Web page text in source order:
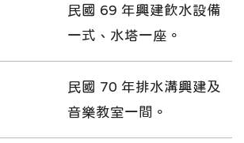
民國 69 年興建飲水設備
一式、水塔一座。
民國 70 年排水溝興建及
音樂教室一間。